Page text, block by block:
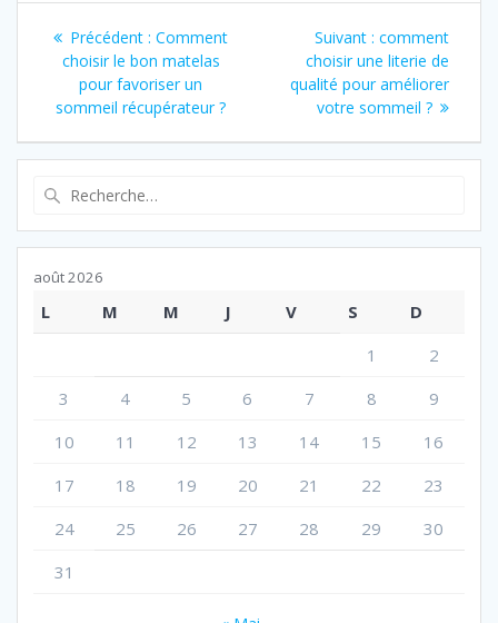
Navigation
de
l’article
Précédent : Article
précédent
:
Comment
choisir le bon matelas
pour favoriser un
sommeil récupérateur ?
Suivant : Article
suivant
:
comment
choisir une literie de
qualité pour améliorer
votre sommeil ?
:
août 2026
L M M J V S
D
1
2
3
4 5 6 7 8
9
10
11 12 13 14 15
16
17
18 19 20 21 22
23
24
25 26 27 28 29
30
31